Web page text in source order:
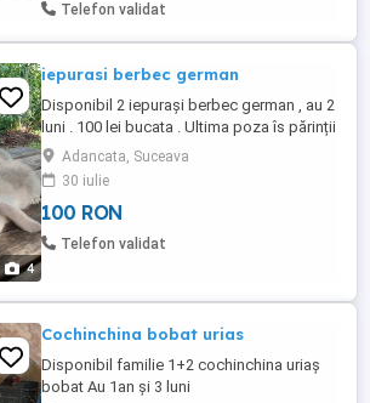
Telefon validat
4
iepurasi berbec german
Disponibil 2 iepurași berbec german , au 2
luni . 100 lei bucata . Ultima poza îs părinții
Adancata, Suceava
30 iulie
100 RON
Telefon validat
Cochinchina bobat urias
Disponibil familie 1+2 cochinchina uriaș
bobat Au 1an și 3 luni